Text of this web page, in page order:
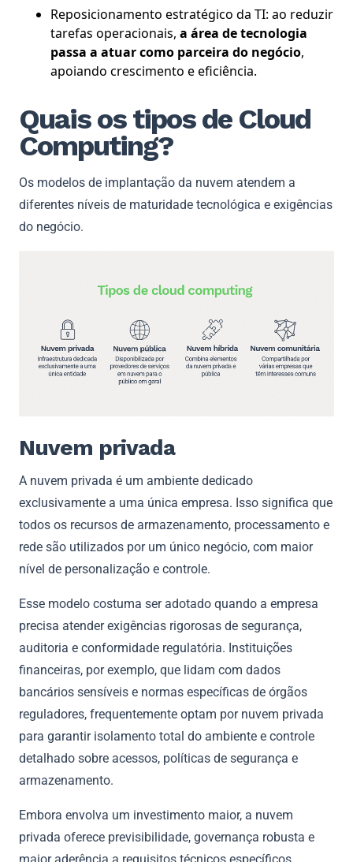
Reposicionamento estratégico da TI: ao reduzir
tarefas operacionais, a área de tecnologia
passa a atuar como parceira do negócio,
apoiando crescimento e eficiência.
Quais os tipos de Cloud
Computing?
Os modelos de implantação da nuvem atendem a
diferentes níveis de maturidade tecnológica e exigências
do negócio.
Nuvem privada
A nuvem privada é um ambiente dedicado
exclusivamente a uma única empresa. Isso significa que
todos os recursos de armazenamento, processamento e
rede são utilizados por um único negócio, com maior
nível de personalização e controle.
Esse modelo costuma ser adotado quando a empresa
precisa atender exigências rigorosas de segurança,
auditoria e conformidade regulatória. Instituições
financeiras, por exemplo, que lidam com dados
bancários sensíveis e normas específicas de órgãos
reguladores, frequentemente optam por nuvem privada
para garantir isolamento total do ambiente e controle
detalhado sobre acessos, políticas de segurança e
armazenamento.
Embora envolva um investimento maior, a nuvem
privada oferece previsibilidade, governança robusta e